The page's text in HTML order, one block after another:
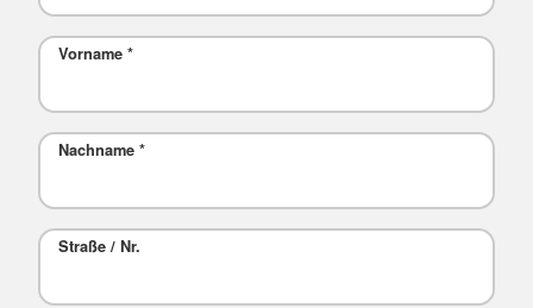
Vorname *
Nachname *
Straße / Nr.